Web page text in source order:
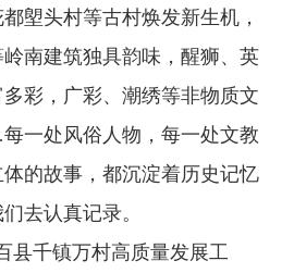
头村等古村焕发新生机，
南建筑独具韵味，醒狮、英
彩，广彩、潮绣等非物质文
一处风俗人物，每一处文教
的故事，都沉淀着历史记忆
去认真记录。
千镇万村高质量发展工